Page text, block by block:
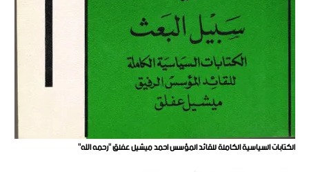
الكتابات السياسية الكاملة للقائد المؤسس احمد ميشيل عفلق "رحمه الله"